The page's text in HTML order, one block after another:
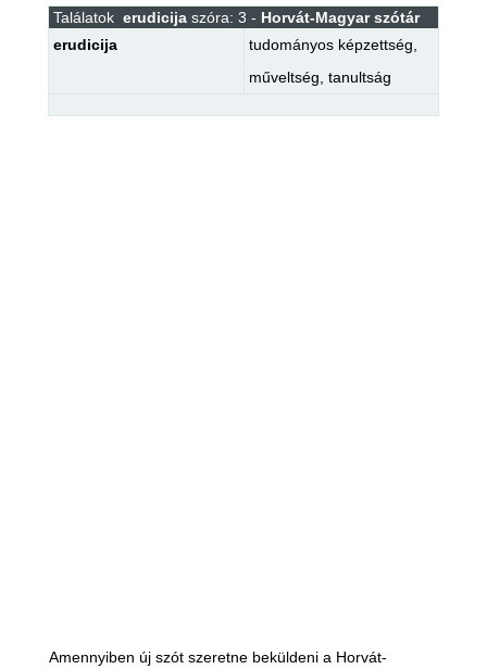
Találatok erudicijaszóra: 3 - Horvát-Magyar szótár
erudicija
tudományos képzettség
műveltség tanultság
Amennyiben új szót szeretne beküldeni a Horvát-